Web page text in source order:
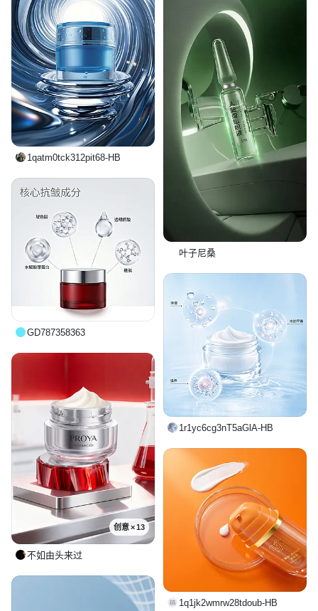
1qatm0tck312pit68-HB
叶子尼桑
GD787358363
1r1yc6cg3nT5aGlA-HB
创意 × 13
不如由头来过
1q1jk2wmrw28tdoub-HB